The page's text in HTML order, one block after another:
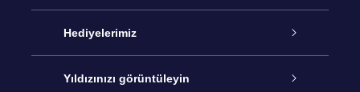
Hizmet
İletişim
Hediyelerimiz
Çevrimiçi Yıldız Hediyesi
Yıldızınızı görüntüleyin